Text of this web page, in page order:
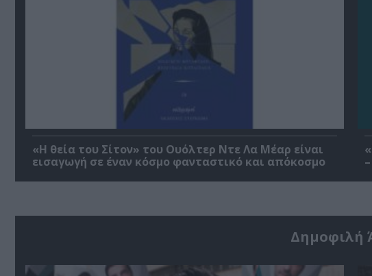
«Η θεία του Σίτον» του Ουόλτερ Ντε Λα Μέαρ είναι
εισαγωγή σε έναν κόσμο φανταστικό και απόκοσμο
Δημοφιλή